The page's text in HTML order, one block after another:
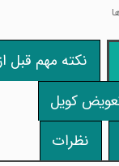
نکته مهم قبل
کویل
نظرات